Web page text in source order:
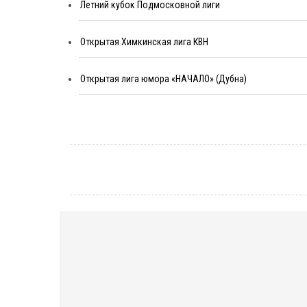
Летний кубок Подмосковной лиги
Открытая Химкинская лига КВН
Открытая лига юмора «НАЧАЛО» (Дубна)